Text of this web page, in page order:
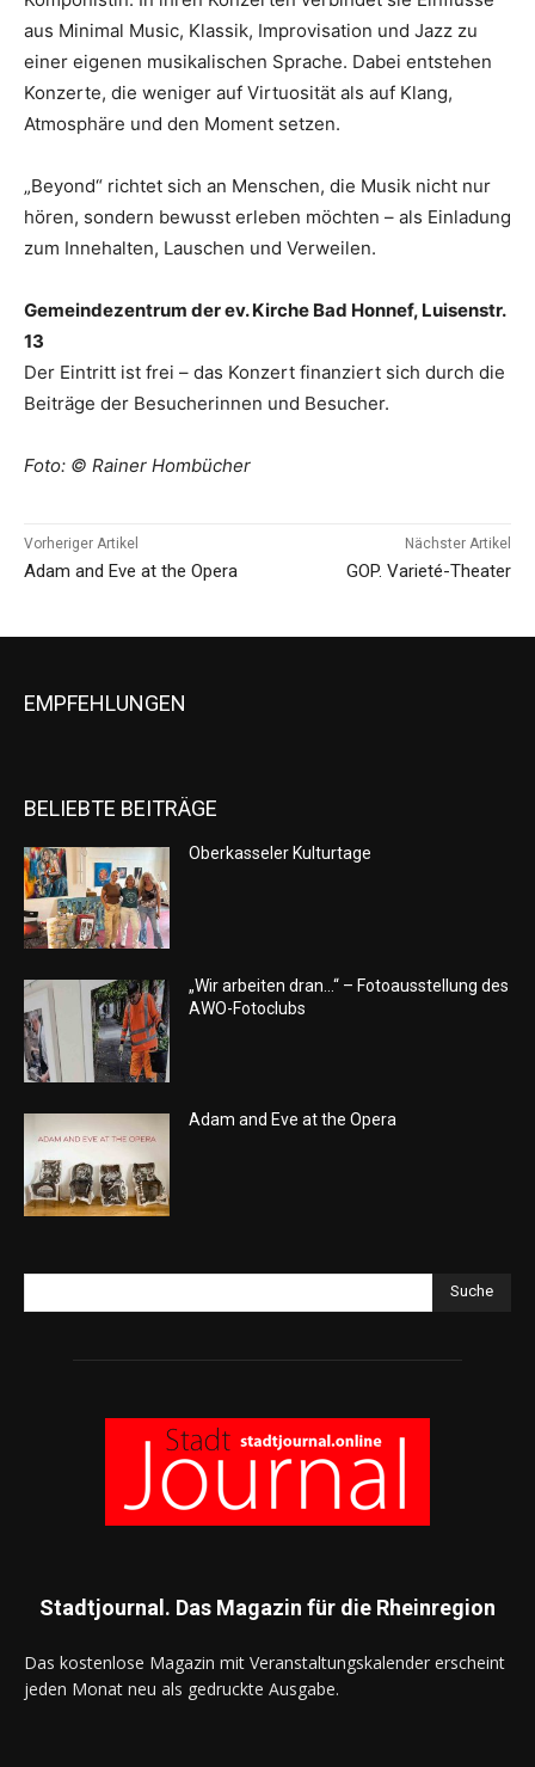
aus Minimal Music, Klassik, Improvisation und Jazz zu
einer eigenen musikalischen Sprache. Dabei entstehen
Konzerte, die weniger auf Virtuosität als auf Klang,
Atmosphäre und den Moment setzen.
„Beyond“ richtet sich an Menschen, die Musik nicht nur
hören, sondern bewusst erleben möchten – als Einladung
zum Innehalten, Lauschen und Verweilen.
Gemeindezentrum der ev. Kirche Bad Honnef, Luisenstr.
13
Der Eintritt ist frei – das Konzert finanziert sich durch die
Beiträge der Besucherinnen und Besucher.
Foto: © Rainer Hombücher
Vorheriger Artikel
Adam and Eve at the Opera
Nächster Artikel
GOP. Varieté-Theater
EMPFEHLUNGEN
BELIEBTE BEITRÄGE
Oberkasseler Kulturtage
„Wir arbeiten dran…“ – Fotoausstellung des
AWO-Fotoclubs
Adam and Eve at the Opera
Suche
Stadtjournal. Das Magazin für die Rheinregion
Das kostenlose Magazin mit Veranstaltungskalender erscheint
jeden Monat neu als gedruckte Ausgabe.